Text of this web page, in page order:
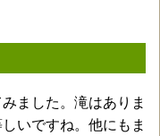
ました。滝はありま
いですね。他にもま